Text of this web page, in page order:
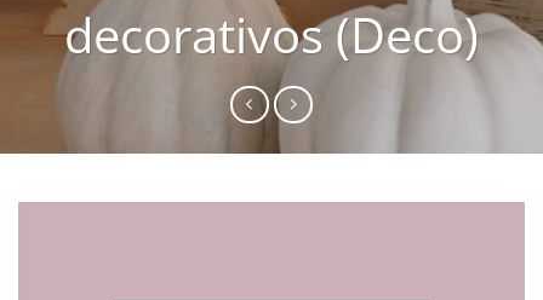
decorativos (Deco)